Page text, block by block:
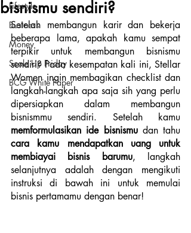
Lifestyle
Business
Money
Scale Up Friday
BCG White Paper
bisnismu sendiri?
Setelah membangun karir dan bekerja
beberapa lama, apakah kamu sempat
terpikir untuk membangun bisnismu
sendiri? Pada kesempatan kali ini, Stellar
Women ingin membagikan checklist dan
langkah-langkah apa saja sih yang perlu
dipersiapkan dalam membangun
memformulasikan ide bisnismu
cara kamu mendapatkan uang untuk
membiayai bisnis barumu, langkah
selanjutnya adalah dengan mengikuti
instruksi di bawah ini untuk memulai
bisnis pertamamu dengan benar!